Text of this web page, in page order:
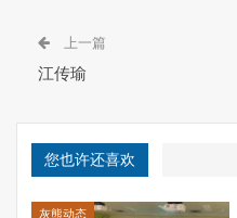
加拿大卑诗省一处雨林。图
近年来，随着中国木材需求
在诸多障碍。为帮助业界人
哥伦比亚大学（UBC）
上一篇
江传瑜
您也许还喜欢
灰熊动态